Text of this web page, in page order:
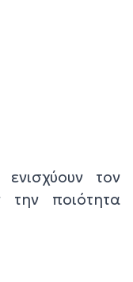
τον
την ποιότητα